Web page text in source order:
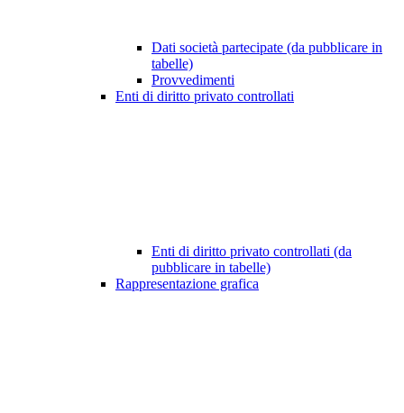
Dati società partecipate (da pubblicare in
tabelle)
Provvedimenti
Enti di diritto privato controllati
Enti di diritto privato controllati (da
pubblicare in tabelle)
Rappresentazione grafica